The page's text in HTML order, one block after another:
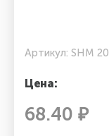
Артикул: SHM 20
Цена:
68.40 ₽